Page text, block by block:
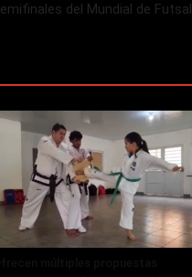
del Mundial de Futsal